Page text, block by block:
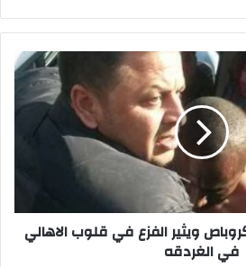
ويثير الفزع في قلوب الاهالي
في الغردقه